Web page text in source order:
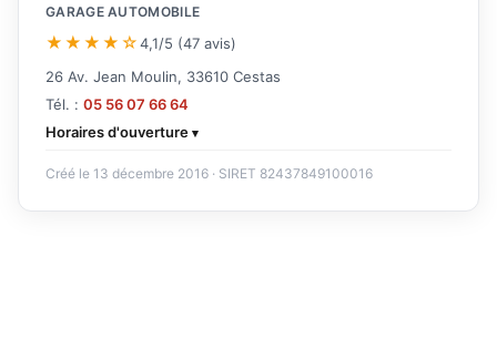
GARAGE AUTOMOBILE
★★★★☆4,1/5 (47 avis)
26 Av. Jean Moulin, 33610 Cestas
Tél. : 05 56 07 66 64
Horaires d'ouverture
Créé le 13 décembre 2016 · SIRET 82437849100016